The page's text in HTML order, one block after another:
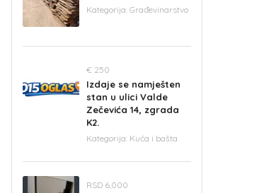
Kategorija: Građevinarstvo
€ 250
Izdaje se namješten
stan u ulici Valde
Zečevića 14, zgrada
K2.
Kategorija: Kuća i bašta
RSD 6,000